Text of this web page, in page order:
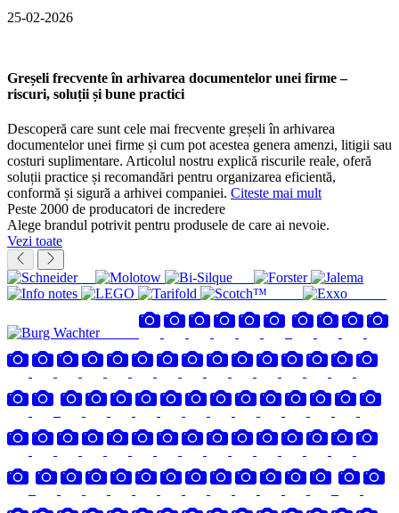
25-02-2026
Greșeli frecvente în arhivarea documentelor unei firme –
riscuri, soluții și bune practici
Descoperă care sunt cele mai frecvente greșeli în arhivarea
documentelor unei firme și cum pot acestea genera amenzi, litigii sau
costuri suplimentare. Articolul nostru explică riscurile reale, oferă
soluții practice și recomandări pentru organizarea eficientă,
conformă și sigură a arhivei companiei. Citeste mai mult
Peste 2000 de producatori de incredere
Alege brandul potrivit pentru produsele de care ai nevoie.
Vezi toate